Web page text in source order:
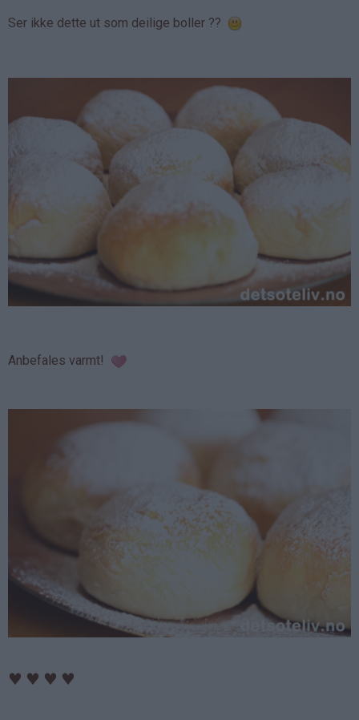
Ser ikke dette ut som deilige boller ??
Anbefales varmt!
♥ ♥ ♥ ♥